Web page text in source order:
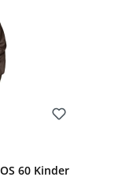
60 Kinder